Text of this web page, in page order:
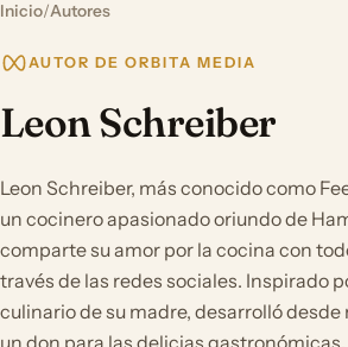
Inicio/Autores
AUTOR DE ORBITA MEDIA
Leon Schreiber
Leon Schreiber, más conocido como
un cocinero apasionado oriundo de
comparte su amor por la cocina con
través de las redes sociales. Inspirado
culinario de su madre, desarrolló